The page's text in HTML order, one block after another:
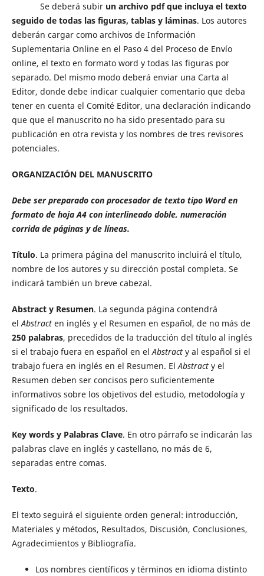
Se deberá subir un archivo pdf que incluya el texto
seguido de todas las figuras, tablas y láminas. Los autores
deberán cargar como archivos de Información
Suplementaria Online en el Paso 4 del Proceso de Envío
online, el texto en formato word y todas las figuras por
separado. Del mismo modo deberá enviar una Carta al
Editor, donde debe indicar cualquier comentario que deba
tener en cuenta el Comité Editor, una declaración indicando
que que el manuscrito no ha sido presentado para su
publicación en otra revista y los nombres de tres revisores
potenciales.
ORGANIZACIÓN DEL MANUSCRITO
Debe ser preparado con procesador de texto tipo Word en
formato de hoja A4 con interlineado doble, numeración
corrida de páginas y de líneas.
Título. La primera página del manuscrito incluirá el título,
nombre de los autores y su dirección postal completa. Se
indicará también un breve cabezal.
Abstract y Resumen. La segunda página contendrá
elAbstracten inglés y el Resumen en español, de no más de
250 palabras, precedidos de la traducción del título al inglés
si el trabajo fuera en español en elAbstracty al español si el
trabajo fuera en inglés en el Resumen. ElAbstracty el
Resumen deben ser concisos pero suficientemente
informativos sobre los objetivos del estudio, metodología y
significado de los resultados.
Key words y Palabras Clave. En otro párrafo se indicarán las
palabras clave en inglés y castellano, no más de 6,
separadas entre comas.
Texto.
El texto seguirá el siguiente orden general: introducción,
Materiales y métodos, Resultados, Discusión, Conclusiones,
Agradecimientos y Bibliografía.
Los nombres científicos y términos en idioma distinto